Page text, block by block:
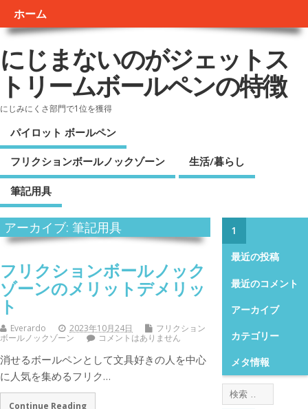
ホーム
にじまないのがジェットス
トリームボールペンの特徴
にじみにくさ部門で1位を獲得
パイロット ボールペン
フリクションボールノックゾーン 生活/暮らし
筆記用具
アーカイブ: 筆記用具
フリクションボールノック
ゾーンのメリットデメリッ
ト
Everardo 2023年10月24日
フリクション
ボールノックゾーン
コメントはありません
消せるボールペンとして文具好きの人を中心
に人気を集めるフリク…
Continue Reading
1
最近の投稿
最近のコメント
アーカイブ
カテゴリー
メタ情報